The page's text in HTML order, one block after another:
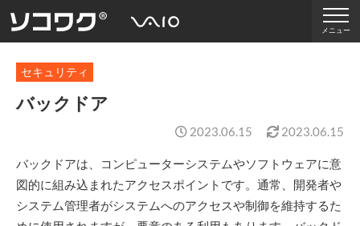
メニュー
セキュリティ
バックドア
2023.06.15 2023.06.15
バックドアは、コンピューターシステムやソフトウェアに意
図的に組み込まれたアクセスポイントです。通常、開発者や
システム管理者がシステムへのアクセスや制御を維持するた